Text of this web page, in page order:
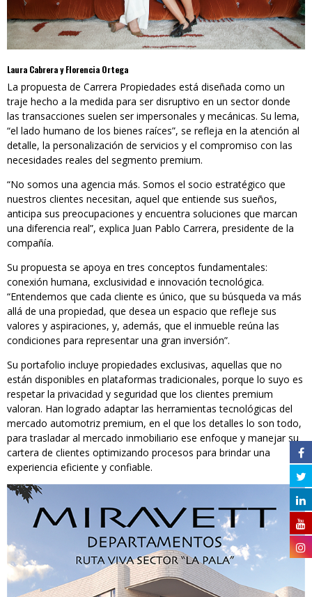
Laura Cabrera y Florencia Ortega
La propuesta de Carrera Propiedades está diseñada como un
traje hecho a la medida para ser disruptivo en un sector donde
las transacciones suelen ser impersonales y mecánicas. Su lema,
“el lado humano de los bienes raíces”, se refleja en la atención al
detalle, la personalización de servicios y el compromiso con las
necesidades reales del segmento premium.
“No somos una agencia más. Somos el socio estratégico que
nuestros clientes necesitan, aquel que entiende sus sueños,
anticipa sus preocupaciones y encuentra soluciones que marcan
una diferencia real”, explica Juan Pablo Carrera, presidente de la
compañía.
Su propuesta se apoya en tres conceptos fundamentales:
conexión humana, exclusividad e innovación tecnológica.
“Entendemos que cada cliente es único, que su búsqueda va más
allá de una propiedad, que desea un espacio que refleje sus
valores y aspiraciones, y, además, que el inmueble reúna las
condiciones para representar una gran inversión”.
Su portafolio incluye propiedades exclusivas, aquellas que no
están disponibles en plataformas tradicionales, porque lo suyo es
respetar la privacidad y seguridad que los clientes premium
valoran. Han logrado adaptar las herramientas tecnológicas del
mercado automotriz premium, en el que los detalles lo son todo,
para trasladar al mercado inmobiliario ese enfoque y manejar su
cartera de clientes optimizando procesos para brindar una
experiencia eficiente y confiable.